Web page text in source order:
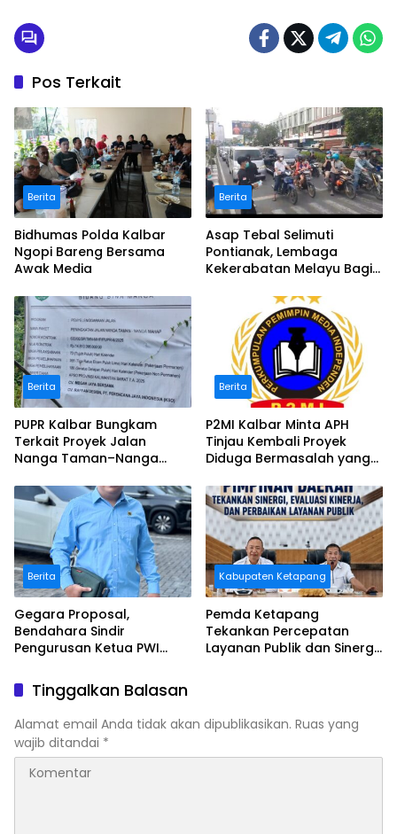
Pos Terkait
Berita
Bidhumas Polda Kalbar
Ngopi Bareng Bersama
Awak Media
Berita
Asap Tebal Selimuti
Pontianak, Lembaga
Kekerabatan Melayu Bagi
Berita
PUPR Kalbar Bungkam
Terkait Proyek Jalan
Nanga Taman–Nanga
Bermasalah
Berita
P2MI Kalbar Minta APH
Tinjau Kembali Proyek
Diduga Bermasalah yang
Berita
Gegara Proposal,
Bendahara Sindir
Pengurusan Ketua PWI
Kabupaten Ketapang
Pemda Ketapang
Tekankan Percepatan
Layanan Publik dan Sinergi
Tinggalkan Balasan
Alamat email Anda tidak akan dipublikasikan. Ruas yang
wajib ditandai *